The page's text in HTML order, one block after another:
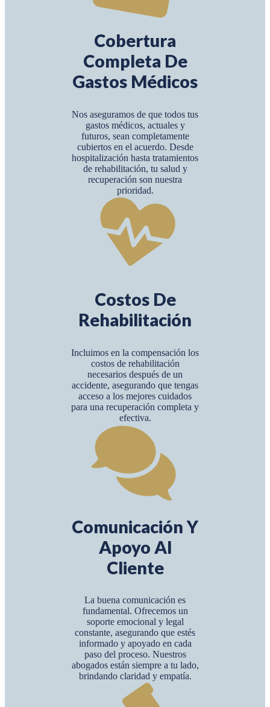
Cobertura
Completa De
Gastos Médicos
Nos aseguramos de que todos tus
gastos médicos, actuales y
futuros, sean completamente
cubiertos en el acuerdo. Desde
hospitalización hasta tratamientos
de rehabilitación, tu salud y
recuperación son nuestra
prioridad.
Costos De
Rehabilitación
Incluimos en la compensación los
costos de rehabilitación
necesarios después de un
accidente, asegurando que tengas
acceso a los mejores cuidados
para una recuperación completa y
efectiva.
Comunicación Y
Apoyo Al
Cliente
La buena comunicación es
fundamental. Ofrecemos un
soporte emocional y legal
constante, asegurando que estés
informado y apoyado en cada
paso del proceso. Nuestros
abogados están siempre a tu lado,
brindando claridad y empatía.